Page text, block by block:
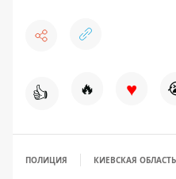
👍 🔥 ♥
ПОЛИЦИЯ КИЕВСКАЯ ОБЛАСТЬ